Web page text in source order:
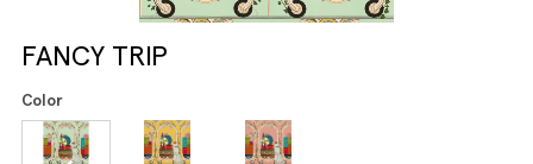
FANCY TRIP
Color